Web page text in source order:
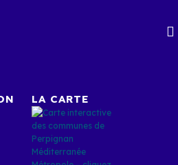
LA CARTE